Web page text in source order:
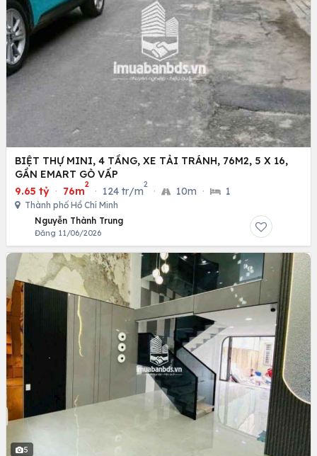
BIỆT THỰ MINI, 4 TẦNG, XE TẢI TRÁNH, 76M2, 5 X 16,
GẦN EMART GÒ VẤP
9.65 tỷ · 76m
2
· 124 tr/m
2
· 10m · 1
Thành phố Hồ Chí Minh
Nguyễn Thành Trung
Đăng 11/06/2026
5